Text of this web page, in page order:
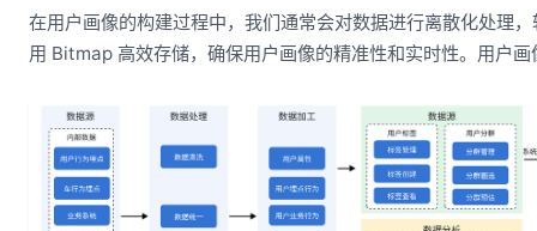
在用户画像的构建过程中，我们通常会对数据进行离散化处理
用 Bitmap 高效存储，确保用户画像的精准性和实时性。用户